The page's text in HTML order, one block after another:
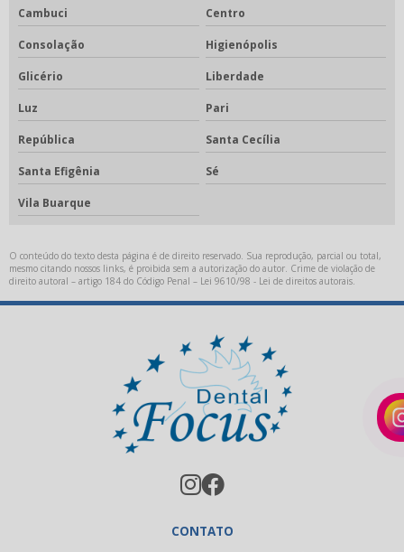
Gode para stain
Gotejador elétrico
Gotejador elétrico odontológico
Isolante para cerâmica
Kit acadêmico odontológico
Kit acadêmico para odontologia
Limas endodônticas
Oxido de alumínio uso odontológico
Cambuci Centro
Consolação Higienópolis
Glicério Liberdade
Luz Pari
República Santa Cecília
Santa Efigênia Sé
Vila Buarque
O conteúdo do texto desta página é de direito reservado. Sua reprodução, parcial ou total,
mesmo citando nossos links, é proibida sem a autorização do autor. Crime de violação de
direito autoral – artigo 184 do Código Penal – Lei 9610/98 - Lei de direitos autorais.
CONTATO